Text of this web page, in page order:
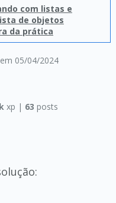
05/04/2024
com listas e
de objetos
da prática
xp | 63 posts